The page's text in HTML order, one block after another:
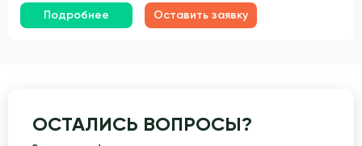
Подробнее Оставить заявку
ОСТАЛИСЬ ВОПРОСЫ?